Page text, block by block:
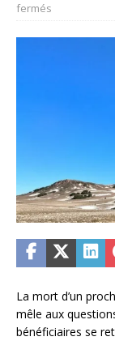
fermés
La mort d’un
mêle aux
bénéficiaires se